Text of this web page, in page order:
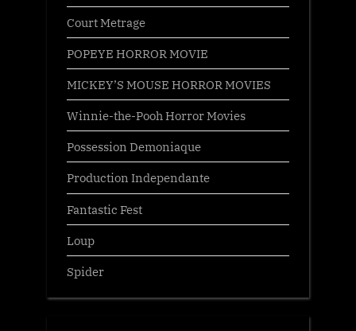
Court Metrage
POPEYE HORROR MOVIE
MICKEY’S MOUSE HORROR MOVIES
Winnie-the-Pooh Horror Movies
Possession Demoniaque
Production Independante
Fantastic Fest
Loup
Spider